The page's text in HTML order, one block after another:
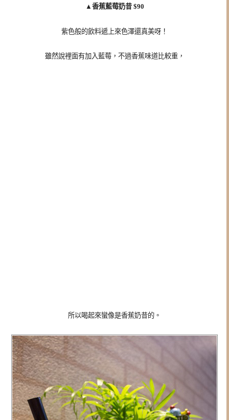
▲ 香蕉藍莓奶昔 $90
紫色般的飲料遞上來色澤還真美呀！
雖然說裡面有加入藍莓，不過香蕉味道比較重，
所以喝起來蠻像是香蕉奶昔的。